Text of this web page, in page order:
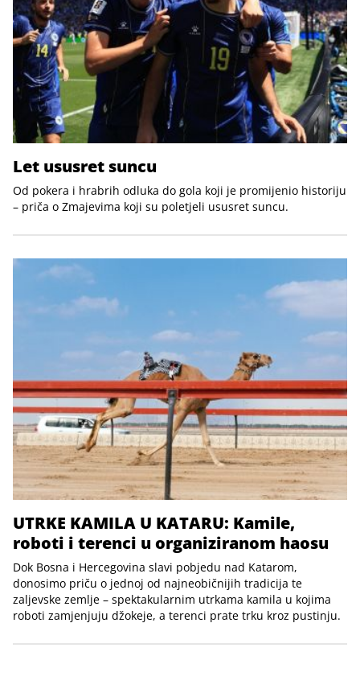
Let ususret suncu
Od pokera i hrabrih odluka do gola koji je promijenio historiju
– priča o Zmajevima koji su poletjeli ususret suncu.
UTRKE KAMILA U KATARU: Kamile,
roboti i terenci u organiziranom haosu
Dok Bosna i Hercegovina slavi pobjedu nad Katarom,
donosimo priču o jednoj od najneobičnijih tradicija te
zaljevske zemlje – spektakularnim utrkama kamila u kojima
roboti zamjenjuju džokeje, a terenci prate trku kroz pustinju.